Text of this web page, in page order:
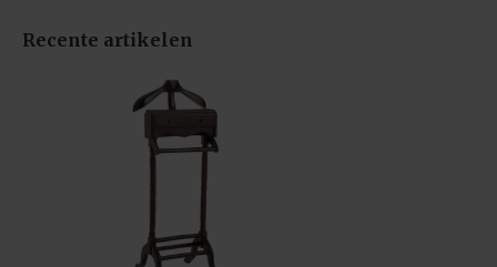
Recente artikelen